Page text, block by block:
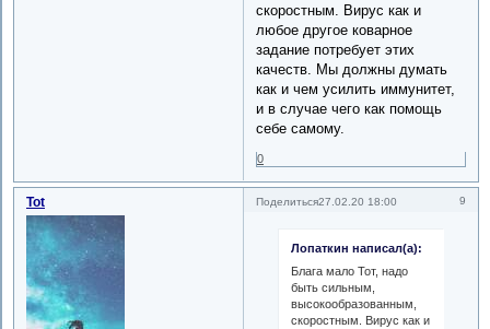
скоростным. Вирус как и
любое другое коварное
задание потребует этих
качеств. Мы должны думать
как и чем усилить иммунитет,
и в случае чего как помощь
себе самому.
0
Поделиться 9
27.02.20 18:00
Tot
Лопаткин написал(а):
Блага мало Тот, надо
быть сильным,
высокообразованным,
скоростным. Вирус как и